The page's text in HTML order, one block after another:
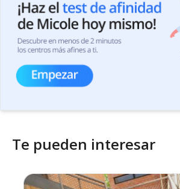
Te pueden interesar